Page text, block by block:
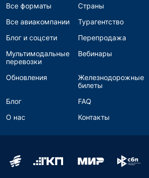
Все форматы Страны
Все авиакомпании
Турагентство
Блог и соцсети
Перепродажа
Мультимодальные
перевозки
Вебинары
Обновления
Железнодорожные
билеты
Блог FAQ
О нас
Контакты